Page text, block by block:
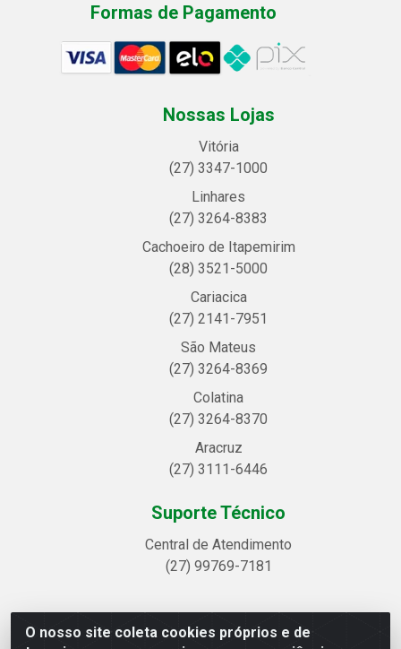
O nosso site coleta cookies próprios e de
Formas de Pagamento
Nossas Lojas
Vitória
(27) 3347-1000
Linhares
(27) 3264-8383
Cachoeiro de Itapemirim
(28) 3521-5000
Cariacica
(27) 2141-7951
São Mateus
(27) 3264-8369
Colatina
(27) 3264-8370
Aracruz
(27) 3111-6446
Suporte Técnico
Central de Atendimento
(27) 99769-7181
Linhavix Distribuidora LTDA - Avenida Alegre, 2521 -